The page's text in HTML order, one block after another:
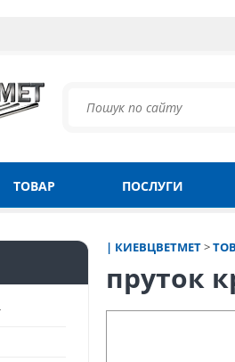
ТОВАР ПОСЛУГИ
| КИЕВЦВЕТМЕТ>
пруток